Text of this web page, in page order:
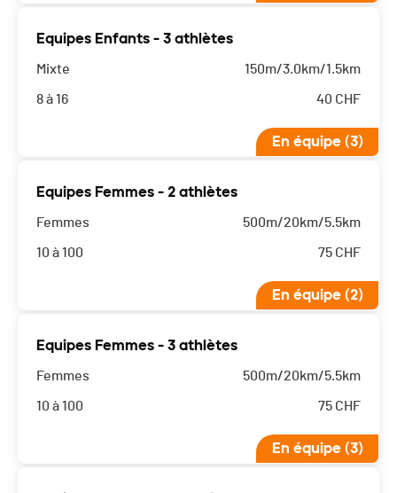
Equipes Enfants - 3 athlètes
Mixte
8 à 16
150m/3.0km/1.5km
40 CHF
En équipe (3)
Equipes Femmes - 2 athlètes
Femmes
10 à 100
500m/20km/5.5km
75 CHF
En équipe (2)
Equipes Femmes - 3 athlètes
Femmes
10 à 100
500m/20km/5.5km
75 CHF
En équipe (3)